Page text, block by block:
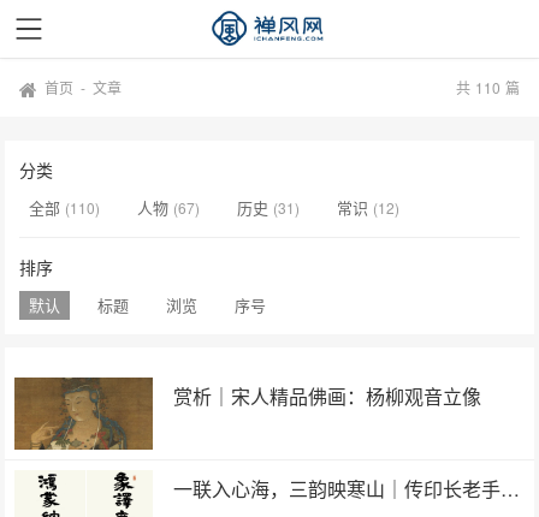
首页 -文章 共 110 篇
分类
全部 (110) 人物 (67) 历史 (31) 常识 (12)
排序
默认 标题 浏览 序号
赏析｜宋人精品佛画：杨柳观音立像
一联入心海，三韵映寒山｜传印长老手书楹联赏析